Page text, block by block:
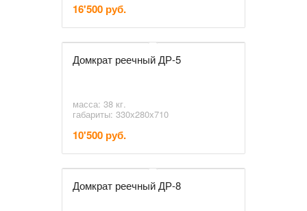
16'500 руб.
Домкрат реечный ДР-5
масса: 38 кг.
габариты: 330х280х710
10'500 руб.
Домкрат реечный ДР-8